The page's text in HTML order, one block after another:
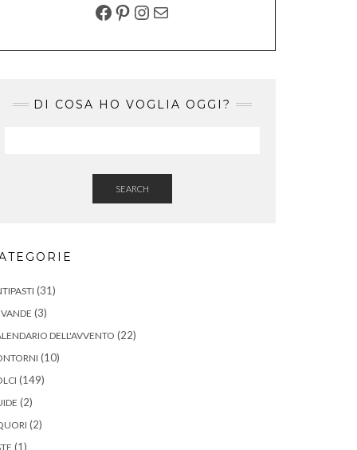
FACEBOOK
PINTEREST
INSTAGRAM
EMAIL
DI COSA HO VOGLIA OGGI?
SEARCH
(31)
(3)
DELL'AVVENTO (22)
(10)
(149)
(2)
(2)
(1)